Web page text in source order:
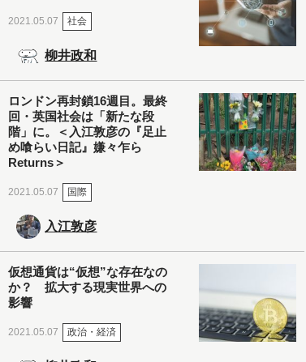
2021.05.07 社会
柳井政和
ロンドン再封鎖16週目。最終
回・英国社会は「新たな段
階」に。＜入江敦彦の『足止
め喰らい日記』嫌々乍ら
Returns＞
2021.05.07 国際
入江敦彦
仮想通貨は“仮想”な存在なの
か？ 拡大する現実世界への
影響
2021.05.07 政治・経済